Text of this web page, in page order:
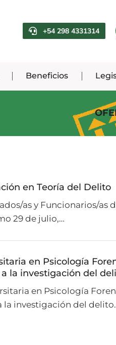
+54 298 4331314
Beneficios
en Teoría del Delito
as y Funcionarios/as
29 de julio,…
en Psicología
la investigación del
en Psicología
investigación del